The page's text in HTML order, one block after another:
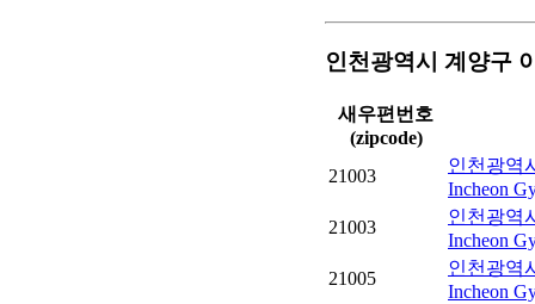
인천광역시 계양구
새우편번호
(zipcode)
21003
인천광역
Incheon
21003
인천광역
Incheon
21005
인천광역
Incheon